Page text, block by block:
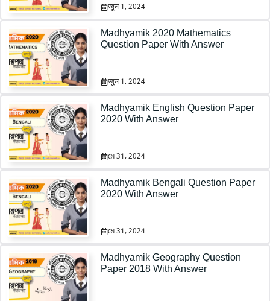
জুন 1, 2024
Madhyamik 2020 Mathematics
Question Paper With Answer
জুন 1, 2024
Madhyamik English Question Paper
2020 With Answer
মে 31, 2024
Madhyamik Bengali Question Paper
2020 With Answer
মে 31, 2024
Madhyamik Geography Question
Paper 2018 With Answer